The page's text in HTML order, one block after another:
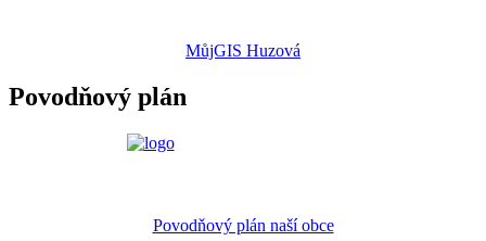
MůjGIS Huzová
Povodňový plán
Povodňový plán naší obce